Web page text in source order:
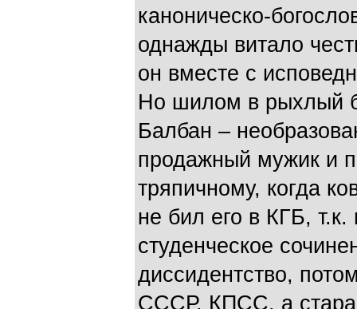
каноническо-
однажды витало
он вместе с
Но шилом в рыхлый
Балбан –
продажный мужик и
тряпичному, когда
не бил его в КГБ, т.к.
студенческое
диссидентство,
СССР, КПСС, а